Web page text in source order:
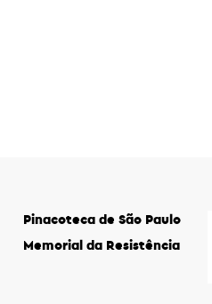
Pinacoteca de São Paulo
Memorial da Resistência